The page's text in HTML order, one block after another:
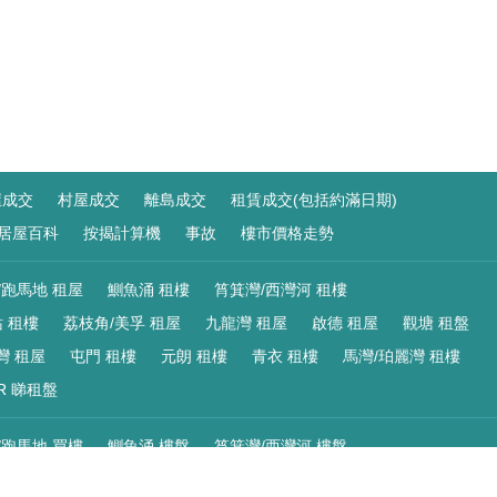
交 村屋成交 離島成交
租賃成交(包括約滿日期)
居屋百科 按揭計算機 事故 樓市價格走勢
馬地 租屋 鰂魚涌 租樓
筲箕灣/西灣河 租樓
租樓 荔枝角/美孚 租屋 九龍灣 租屋 啟德 租屋
觀塘 租盤
租屋 屯門 租樓 元朗 租樓 青衣 租樓
馬灣/珀麗灣 租樓
睇租盤
馬地 買樓 鰂魚涌 樓盤
筲箕灣/西灣河 樓盤